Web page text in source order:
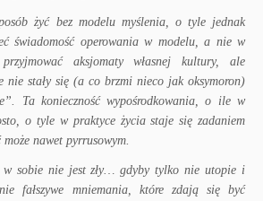
żyć bez modelu myślenia, o tyle jednak
świadomość operowania w modelu, a nie w
aksjomaty własnej kultury, ale
nie stały się (a co brzmi nieco jak oksymoron)
Ta konieczność wypośrodkowania, o ile w
o tyle w praktyce życia staje się zadaniem
nawet pyrrusowym.
w sobie nie jest zły… gdyby tylko nie utopie i
fałszywe mniemania, które zdają się być